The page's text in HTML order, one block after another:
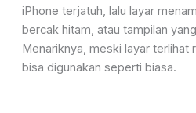
iPhone terjatuh, lalu layar
bercak hitam, atau tampilan
Menariknya, meski layar terlihat
bisa digunakan seperti biasa.